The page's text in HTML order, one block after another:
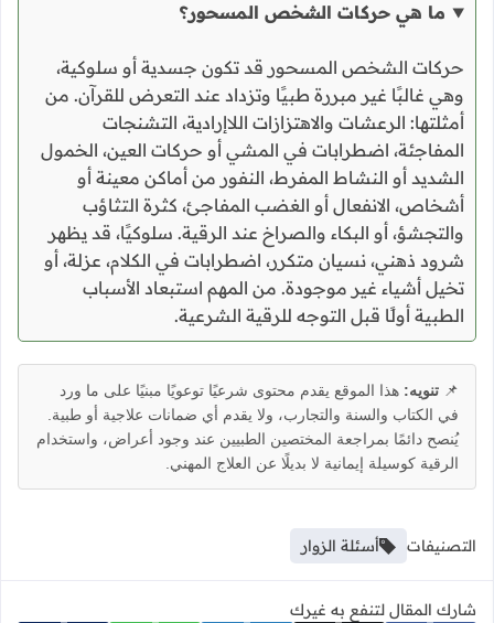
ما هي حركات الشخص المسحور؟
حركات الشخص المسحور قد تكون جسدية أو سلوكية،
وهي غالبًا غير مبررة طبيًا وتزداد عند التعرض للقرآن. من
أمثلتها: الرعشات والاهتزازات اللاإرادية، التشنجات
المفاجئة، اضطرابات في المشي أو حركات العين، الخمول
الشديد أو النشاط المفرط، النفور من أماكن معينة أو
أشخاص، الانفعال أو الغضب المفاجئ، كثرة التثاؤب
والتجشؤ، أو البكاء والصراخ عند الرقية. سلوكيًا، قد يظهر
شرود ذهني، نسيان متكرر، اضطرابات في الكلام، عزلة، أو
تخيل أشياء غير موجودة. من المهم استبعاد الأسباب
الطبية أولًا قبل التوجه للرقية الشرعية.
📌 تنويه: هذا الموقع يقدم محتوى شرعيًا توعويًا مبنيًا على ما ورد
في الكتاب والسنة والتجارب، ولا يقدم أي ضمانات علاجية أو طبية.
يُنصح دائمًا بمراجعة المختصين الطبيين عند وجود أعراض، واستخدام
الرقية كوسيلة إيمانية لا بديلًا عن العلاج المهني.
التصنيفات أسئلة الزوار
شارك المقال لتنفع به غيرك